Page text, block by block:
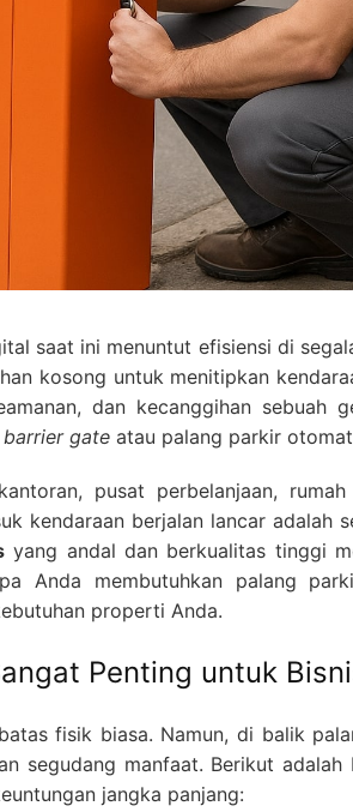
saat ini menuntut efisiensi di
kosong untuk menitipkan
dan kecanggihan sebuah
barrier gate atau palang parkir
pusat perbelanjaan,
kendaraan berjalan lancar adalah
yang andal dan berkualitas tinggi
Anda membutuhkan palang
properti Anda.
Penting untuk
fisik biasa. Namun, di balik
segudang manfaat. Berikut adalah
jangka panjang: